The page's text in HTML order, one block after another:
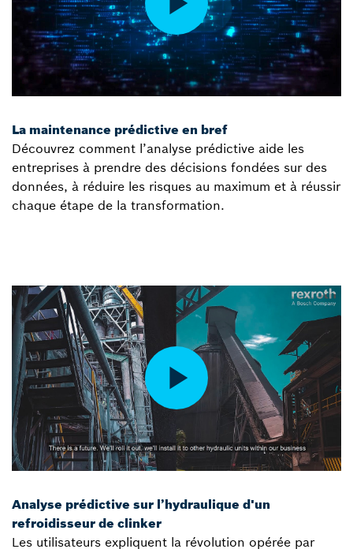
La maintenance prédictive en bref
Découvrez comment l’analyse prédictive aide les
entreprises à prendre des décisions fondées sur des
données, à réduire les risques au maximum et à réussir
chaque étape de la transformation.
Analyse prédictive sur l’hydraulique d'un
refroidisseur de clinker
Les utilisateurs expliquent la révolution opérée par